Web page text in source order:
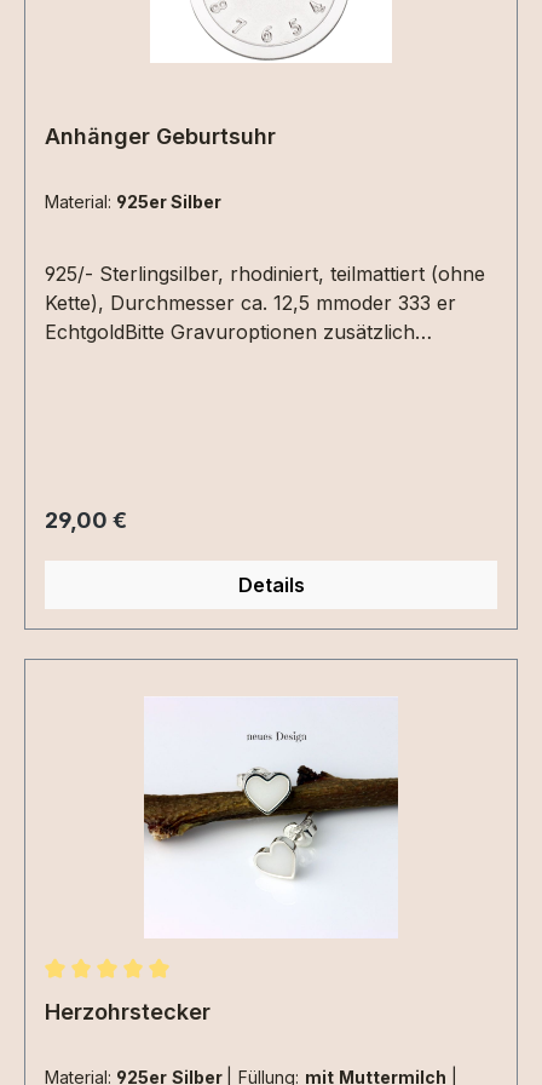
Anhänger Geburtsuhr
Material: 925er Silber
925/- Sterlingsilber, rhodiniert, teilmattiert (ohne
Kette), Durchmesser ca. 12,5 mmoder 333 er
EchtgoldBitte Gravuroptionen zusätzlich
Regulärer Preis:
29,00 €
Details
Durchschnittliche Bewertung von 5 von 5 Sternen
Herzohrstecker
Material: 925er Silber Füllung: mit Muttermilch